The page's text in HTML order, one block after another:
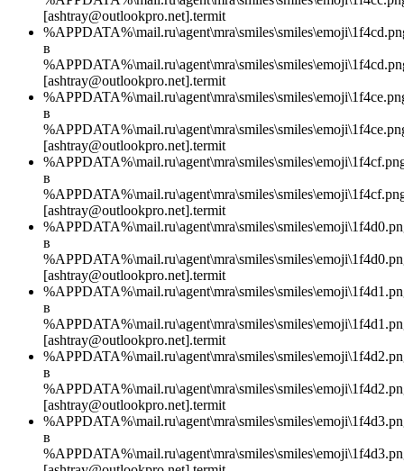
[ashtray@outlookpro.net].termit
в
[ashtray@outlookpro.net].termit
в
[ashtray@outlookpro.net].termit
в
[ashtray@outlookpro.net].termit
в
[ashtray@outlookpro.net].termit
в
[ashtray@outlookpro.net].termit
в
[ashtray@outlookpro.net].termit
в